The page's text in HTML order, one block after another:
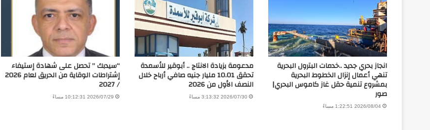
انجاز بحري جديد ..خدمات البترول البحرية
تنهي أعمال إنزال الخطوط البحرية
بمشروع تنمية حقل غاز كاموس البحري|
صور
2026/08/04 1:22:51 مساءً
مدعومة بزيادة الانتاج .. أبوقير للأسمدة
تحقق 10.01 مليار جنيه صافي أرباح خلال
النصف الأول من 2026
2026/07/30 3:13:32 مساءً
“سيدبك ” تحصل على شهادة إستيفاء
إشتراطات الوقاية من الحريق لعام 2026
/ 2027
2026/07/29 10:12:31 مساءً